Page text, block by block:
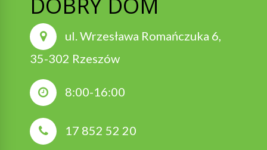
DOBRY DOM
ul. Wrzesława Romańczuka 6,
35-302 Rzeszów
8:00-16:00
17 852 52 20